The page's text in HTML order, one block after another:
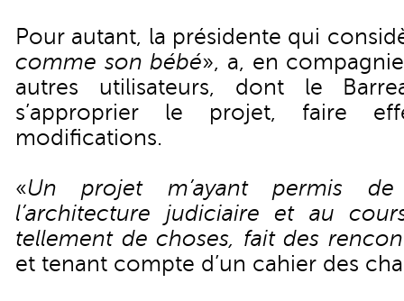
Pour autant, la présidente qui
comme son bébé», a, en
autres utilisateurs, dont le
s’approprier le projet, faire
modifications.
«Un projet m’ayant permis
l’architecture judiciaire et au
tellement de choses, fait des
et tenant compte d’un cahier des